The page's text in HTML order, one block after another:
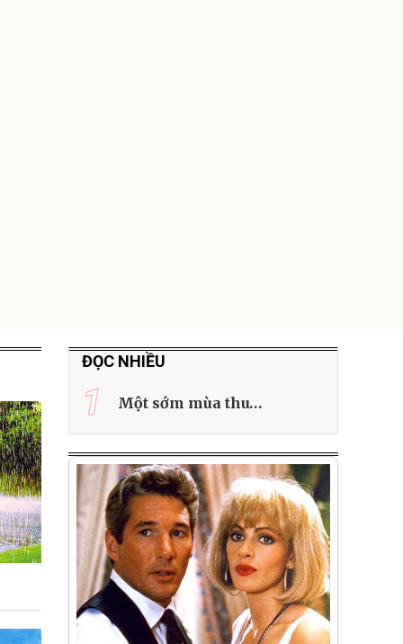
ĐỌC NHIỀU
1 Một sớm mùa thu…